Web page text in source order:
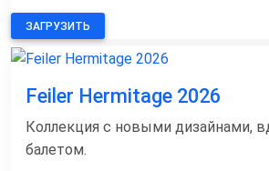
ЗАГРУЗИТЬ
Feiler Hermitage 2026
Коллекция с новыми дизайнами,
балетом.